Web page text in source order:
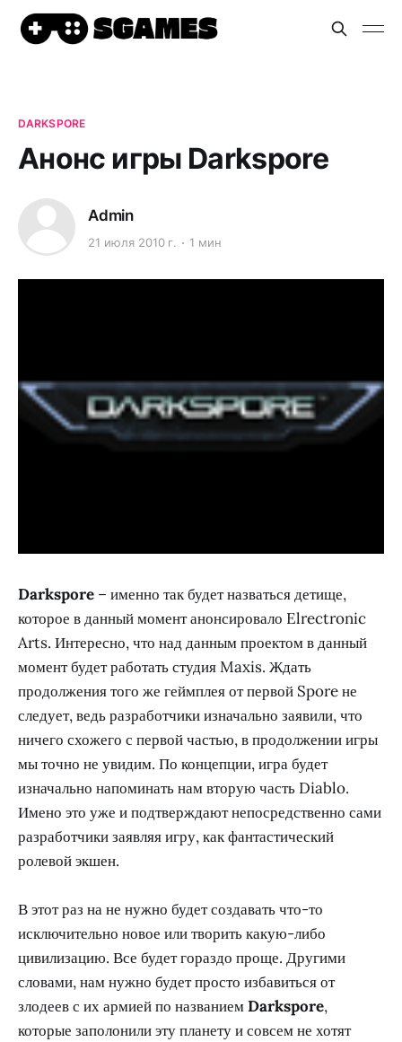
DARKSPORE
Анонс игры Darkspore
Admin
21 июля 2010 г. 1 мин
Darkspore – именно так будет назваться детище,
которое в данный момент анонсировало Elrectronic
Arts. Интересно, что над данным проектом в данный
момент будет работать студия Maxis. Ждать
продолжения того же геймплея от первой Spore не
следует, ведь разработчики изначально заявили, что
ничего схожего с первой частью, в продолжении игры
мы точно не увидим. По концепции, игра будет
изначально напоминать нам вторую часть Diablo.
Имено это уже и подтверждают непосредственно сами
разработчики заявляя игру, как фантастический
ролевой экшен.
В этот раз на не нужно будет создавать что-то
исключительно новое или творить какую-либо
цивилизацию. Все будет гораздо проще. Другими
словами, нам нужно будет просто избавиться от
злодеев с их армией по названиемDarkspore,
которые заполонили эту планету и совсем не хотят